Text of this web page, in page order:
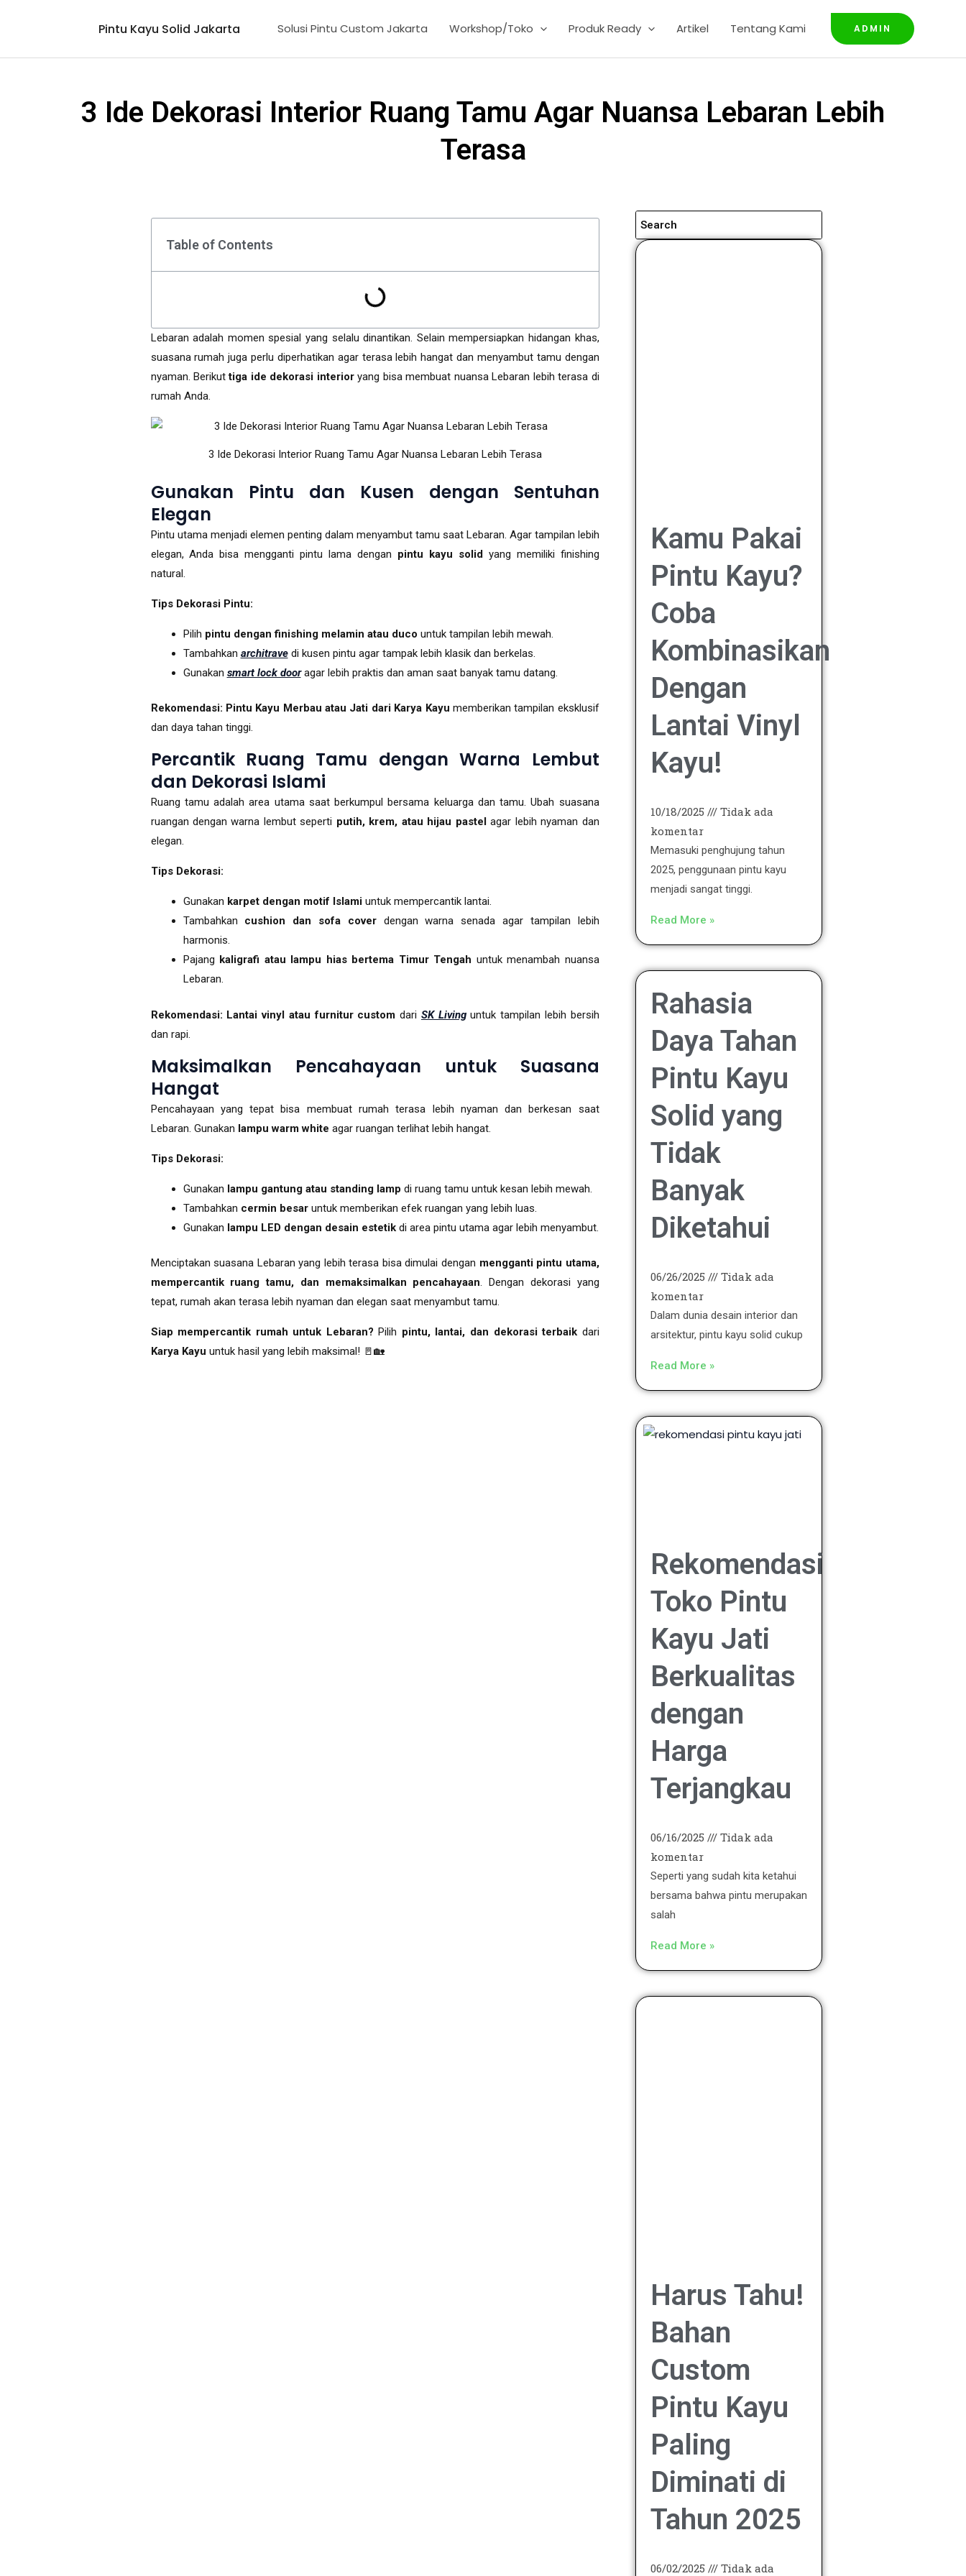
Pintu Kayu Solid Jakarta Solusi Pintu Custom Jakarta Workshop/Toko Produk Ready Artikel Tentang Kami ADMIN
3 Ide Dekorasi Interior Ruang Tamu Agar Nuansa Lebaran Lebih
Terasa
Table of Contents
Lebaran adalah momen spesial yang selalu dinantikan. Selain mempersiapkan hidangan khas,
suasana rumah juga perlu diperhatikan agar terasa lebih hangat dan menyambut tamu dengan
nyaman. Berikuttiga ide dekorasi interioryang bisa membuat nuansa Lebaran lebih terasa di
rumah Anda.
3 Ide Dekorasi Interior Ruang Tamu Agar Nuansa Lebaran Lebih Terasa
Gunakan Pintu dan Kusen dengan Sentuhan
Elegan
Pintu utama menjadi elemen penting dalam menyambut tamu saat Lebaran. Agar tampilan lebih
elegan, Anda bisa mengganti pintu lama dengan pintu kayu solidyang memiliki finishing
natural.
Tips Dekorasi Pintu:
Pilih pintu dengan finishing melamin atau duco untuk tampilan lebih mewah.
Tambahkan architravedi kusen pintu agar tampak lebih klasik dan berkelas.
Gunakan smart lock dooragar lebih praktis dan aman saat banyak tamu datang.
Rekomendasi: Pintu Kayu Merbau atau Jati dari Karya Kayu memberikan tampilan eksklusif
dan daya tahan tinggi.
Percantik Ruang Tamu dengan Warna Lembut
dan Dekorasi Islami
Ruang tamu adalah area utama saat berkumpul bersama keluarga dan tamu. Ubah suasana
ruangan dengan warna lembut seperti putih, krem, atau hijau pastelagar lebih nyaman dan
elegan.
Tips Dekorasi:
Gunakan karpet dengan motif Islamiuntuk mempercantik lantai.
Tambahkan cushion dan sofa coverdengan warna senada agar tampilan lebih
harmonis.
Pajang kaligrafi atau lampu hias bertema Timur Tengah untuk menambah nuansa
Lebaran.
Rekomendasi: Lantai vinyl atau furnitur custom dari SK Livinguntuk tampilan lebih bersih
dan rapi.
Maksimalkan Pencahayaan untuk Suasana
Hangat
Pencahayaan yang tepat bisa membuat rumah terasa lebih nyaman dan berkesan saat
Lebaran. Gunakan lampu warm white agar ruangan terlihat lebih hangat.
Tips Dekorasi:
Gunakan lampu gantung atau standing lamp di ruang tamu untuk kesan lebih mewah.
Tambahkan cermin besaruntuk memberikan efek ruangan yang lebih luas.
Gunakan lampu LED dengan desain estetikdi area pintu utama agar lebih menyambut.
Menciptakan suasana Lebaran yang lebih terasa bisa dimulai dengan mengganti pintu utama,
mempercantik ruang tamu, dan memaksimalkan pencahayaan. Dengan dekorasi yang
tepat, rumah akan terasa lebih nyaman dan elegan saat menyambut tamu.
Siap mempercantik rumah untuk Lebaran? Pilih pintu, lantai, dan dekorasi terbaik dari
Karya Kayu untuk hasil yang lebih maksimal! 🚪🏡
Kamu Pakai
Pintu Kayu?
Coba
Kombinasikan
Dengan
Lantai Vinyl
Kayu!
10/18/2025
Tidak ada
komentar
Memasuki penghujung tahun
2025, penggunaan pintu kayu
menjadi sangat tinggi.
Read More »
Rahasia
Daya Tahan
Pintu Kayu
Solid yang
Tidak
Banyak
Diketahui
06/26/2025
Tidak ada
komentar
Dalam dunia desain interior dan
arsitektur, pintu kayu solid cukup
Read More »
Rekomendasi
Toko Pintu
Kayu Jati
Berkualitas
dengan
Harga
Terjangkau
06/16/2025
Tidak ada
komentar
Seperti yang sudah kita ketahui
bersama bahwa pintu merupakan
salah
Read More »
Harus Tahu!
Bahan
Custom
Pintu Kayu
Paling
Diminati di
Tahun 2025
06/02/2025 Tidak ada